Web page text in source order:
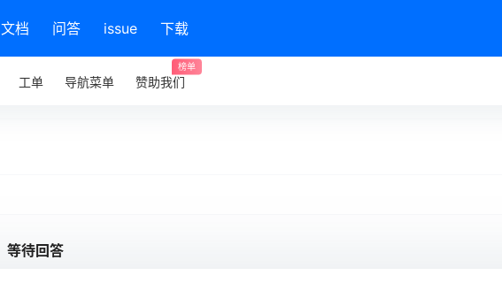
文档 问答 issue 下载
工单 导航菜单 赞助我们
榜单
等待回答